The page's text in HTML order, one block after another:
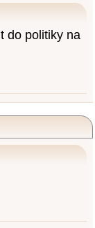
do politiky na